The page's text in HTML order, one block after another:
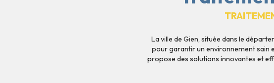
La ville de Gien, située dans le
pour garantir un environnement sain
propose des solutions innovantes et